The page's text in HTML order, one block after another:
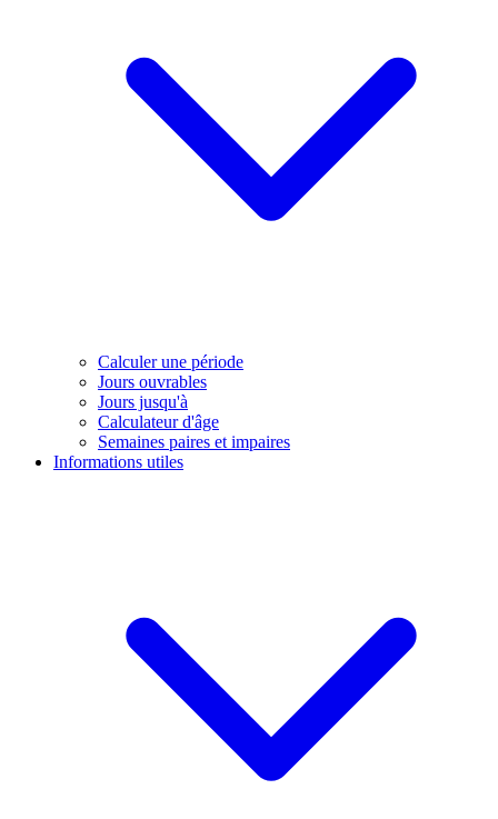
Calculer une période
Jours ouvrables
Jours jusqu'à
Calculateur d'âge
Semaines paires et impaires
Informations utiles